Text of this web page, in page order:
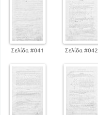
Σελίδα #041 Σελίδα #042